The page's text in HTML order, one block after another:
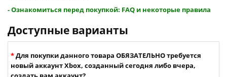
- Ознакомиться перед покупкой: FAQ и некоторые правила
Доступные варианты
Для покупки данного товара ОБЯЗАТЕЛЬНО требуется
новый аккаунт Xbox, созданный сегодня либо вчера,